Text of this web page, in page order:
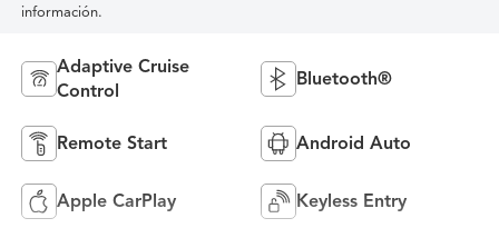
información.
Adaptive Cruise
Control
Bluetooth®
Remote Start Android Auto
Apple CarPlay Keyless Entry